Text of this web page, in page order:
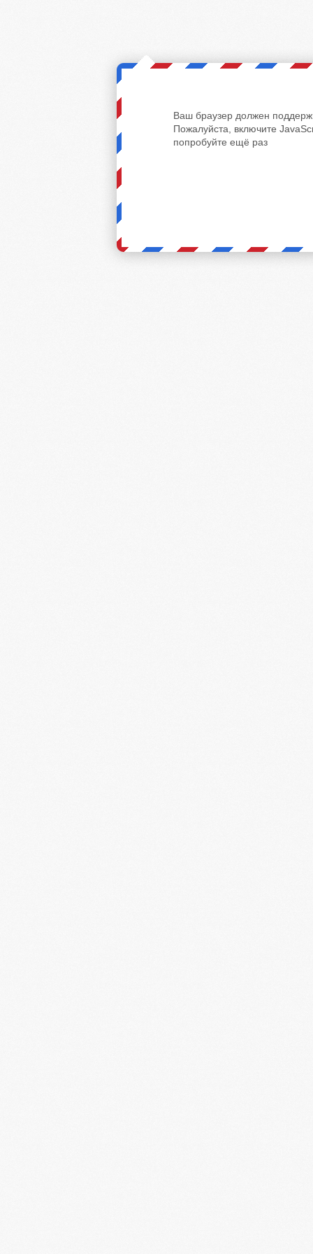
Ваш браузер должен
Пожалуйста, включите
попробуйте ещё раз